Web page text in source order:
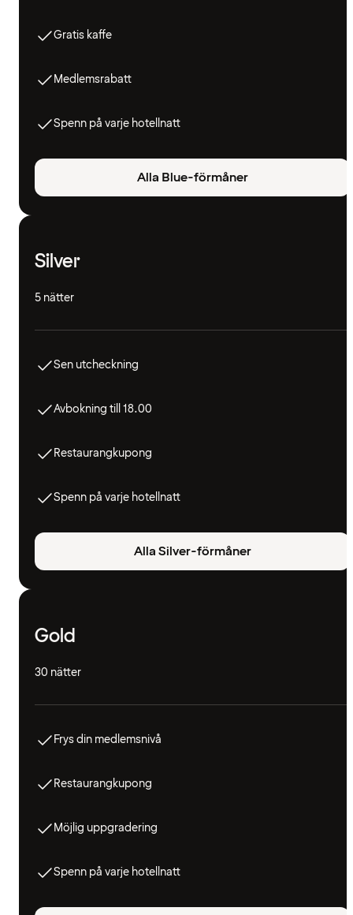
Gratis kaffe
Medlemsrabatt
Spenn på varje hotellnatt
Alla Blue-förmåner
Silver
5 nätter
Sen utcheckning
Avbokning till 18.00
Restaurangkupong
Spenn på varje hotellnatt
Alla Silver-förmåner
Gold
30 nätter
Frys din medlemsnivå
Restaurangkupong
Möjlig uppgradering
Spenn på varje hotellnatt